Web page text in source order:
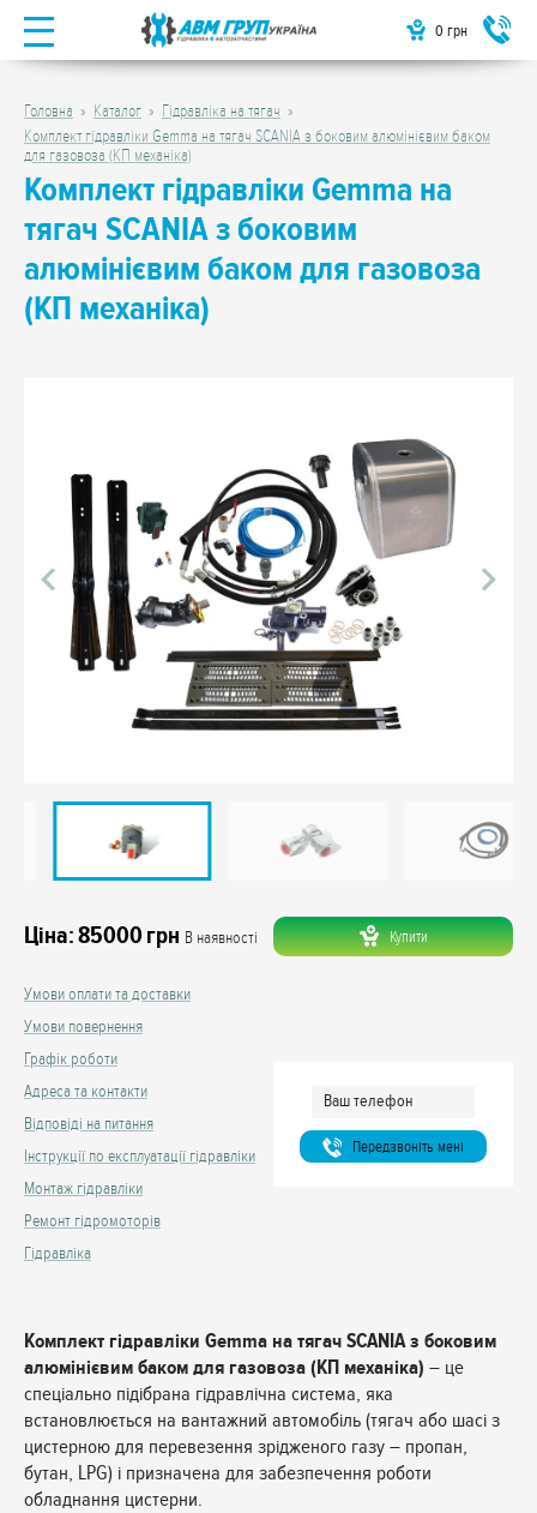
0 грн
Головна Каталог
Гідравліка на тягач
Комплект гідравліки Gemma на тягач SCANIA з боковим алюмінієвим баком
для газовоза (КП механіка)
Комплект гідравліки Gemma на
тягач SCANIA з боковим
алюмінієвим баком для газовоза
(КП механіка)
Ціна:85000 грн В наявності Купити
Умови оплати та доставки
Умови повернення
Графік роботи
Адреса та контакти
Відповіді на питання
Інструкції по експлуатації гідравліки
Монтаж гідравліки
Ремонт гідромоторів
Гідравліка
Передзвонiть менi
Комплект гідравліки Gemma на тягач SCANIA з боковим
алюмінієвим баком для газовоза (КП механіка) – це
спеціально підібрана гідравлічна система, яка
встановлюється на вантажний автомобіль (тягач або шасі з
цистерною для перевезення зрідженого газу – пропан,
бутан, LPG) і призначена для забезпечення роботи
обладнання цистерни.